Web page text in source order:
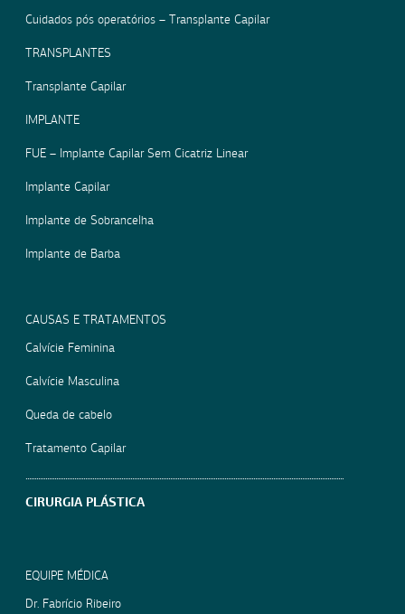
Cuidados pós operatórios – Transplante Capilar
TRANSPLANTES
Transplante Capilar
IMPLANTE
FUE – Implante Capilar Sem Cicatriz Linear
Implante Capilar
Implante de Sobrancelha
Implante de Barba
CAUSAS E TRATAMENTOS
Calvície Feminina
Calvície Masculina
Queda de cabelo
Tratamento Capilar
CIRURGIA PLÁSTICA
EQUIPE MÉDICA
Dr. Fabrício Ribeiro